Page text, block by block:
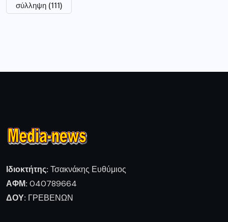
σύλληψη (111)
Ιδιοκτήτης: Τσακνάκης Ευθύμιος
ΑΦΜ: 040789664
ΔΟΥ: ΓΡΕΒΕΝΩΝ